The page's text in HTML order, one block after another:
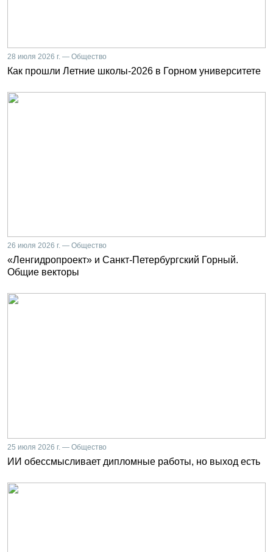
28 июля 2026 г. — Общество
Как прошли Летние школы-2026 в Горном университете
26 июля 2026 г. — Общество
«Ленгидропроект» и Санкт-Петербургский Горный.
Общие векторы
25 июля 2026 г. — Общество
ИИ обессмысливает дипломные работы, но выход есть